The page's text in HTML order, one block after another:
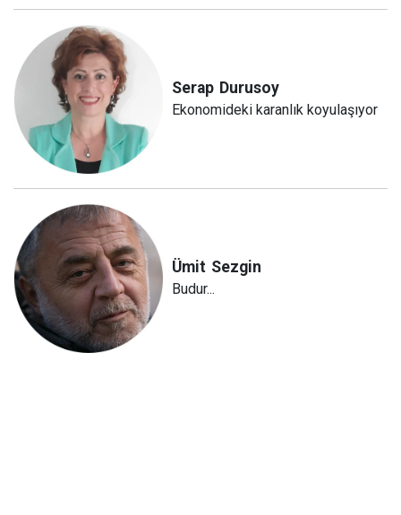
Serap Durusoy
Ekonomideki karanlık koyulaşıyor
Ümit Sezgin
Budur...